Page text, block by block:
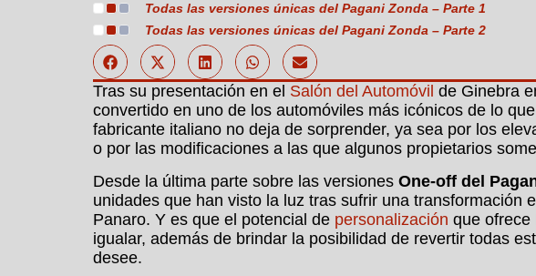
Todas las versiones únicas del Pagani Zonda – Parte 1
Todas las versiones únicas del Pagani Zonda – Parte 2
Tras su presentación en el Salón del Automóvil de Ginebra
convertido en uno de los automóviles más icónicos de lo
fabricante italiano no deja de sorprender, ya sea por los
o por las modificaciones a las que algunos propietarios
Desde la última parte sobre las versiones One-off del
unidades que han visto la luz tras sufrir una transformación
Panaro. Y es que el potencial de personalización que ofrece
igualar, además de brindar la posibilidad de revertir todas
desee.